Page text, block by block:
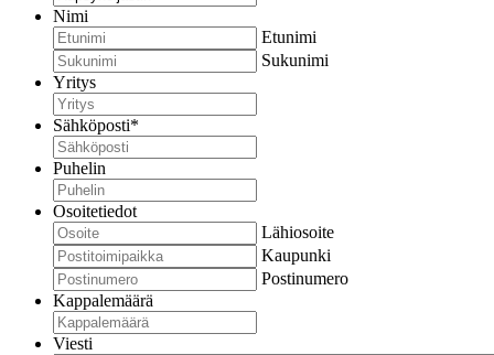
Nimi
Etunimi
Sukunimi
Yritys
Sähköposti*
Puhelin
Osoitetiedot
Lähiosoite
Kaupunki
Postinumero
Kappalemäärä
Viesti